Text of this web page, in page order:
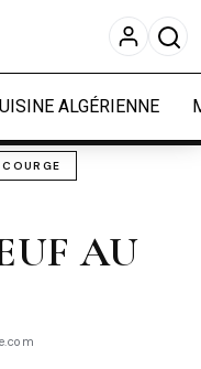
améliorer votre
En savoir plus
ALGÉRIENNE
COURGE
AU